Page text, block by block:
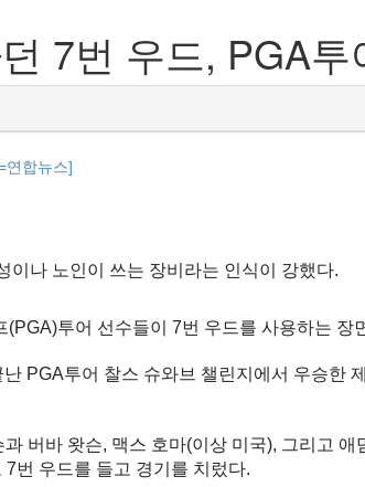
7번 우드, PGA
이나 노인이 쓰는 장비라는 인식이 강했다.
투어 선수들이 7번 우드를 사용하는 장
PGA투어 찰스 슈와브 챌린지에서 우승한
버바 왓슨, 맥스 호마(이상 미국), 그리고 애
번 우드를 들고 경기를 치렀다.